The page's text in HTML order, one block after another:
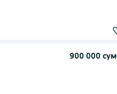
900 000 сум